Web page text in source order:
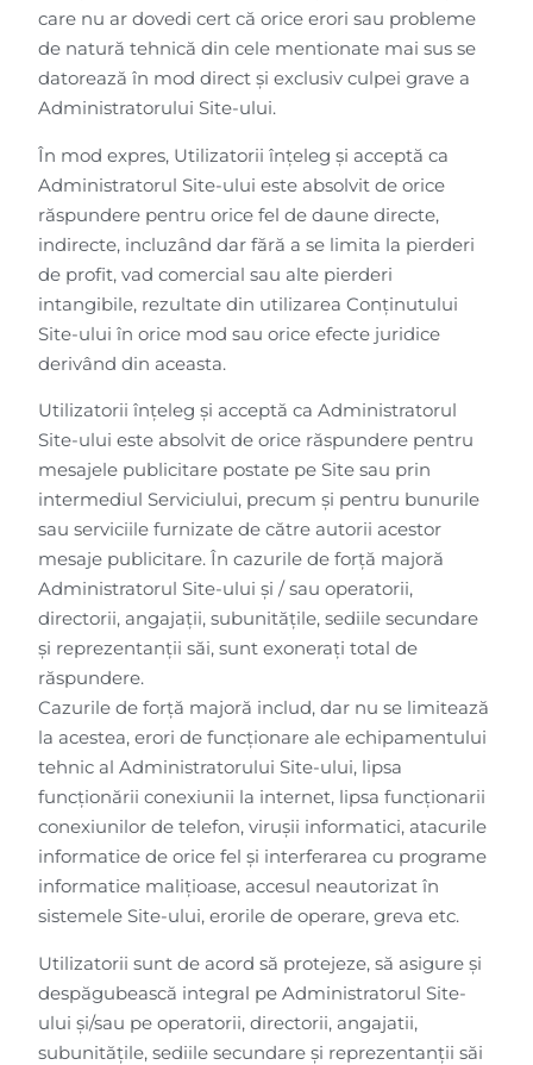
care nu ar dovedi cert că orice erori sau probleme
de natură tehnică din cele mentionate mai sus se
datorează în mod direct și exclusiv culpei grave a
Administratorului Site-ului.
În mod expres, Utilizatorii înțeleg și acceptă ca
Administratorul Site-ului este absolvit de orice
răspundere pentru orice fel de daune directe,
indirecte, incluzând dar fără a se limita la pierderi
de profit, vad comercial sau alte pierderi
intangibile, rezultate din utilizarea Conținutului
Site-ului în orice mod sau orice efecte juridice
derivând din aceasta.
Utilizatorii înțeleg și acceptă ca Administratorul
Site-ului este absolvit de orice răspundere pentru
mesajele publicitare postate pe Site sau prin
intermediul Serviciului, precum și pentru bunurile
sau serviciile furnizate de către autorii acestor
mesaje publicitare. În cazurile de forță majoră
Administratorul Site-ului și / sau operatorii,
directorii, angajații, subunitățile, sediile secundare
și reprezentanții săi, sunt exoneraţi total de
răspundere.
Cazurile de forță majoră includ, dar nu se limitează
la acestea, erori de funcționare ale echipamentului
tehnic al Administratorului Site-ului, lipsa
funcționării conexiunii la internet, lipsa funcționarii
conexiunilor de telefon, virușii informatici, atacurile
informatice de orice fel și interferarea cu programe
informatice malițioase, accesul neautorizat în
sistemele Site-ului, erorile de operare, greva etc.
Utilizatorii sunt de acord să protejeze, să asigure și
despăgubească integral pe Administratorul Site-
ului și/sau pe operatorii, directorii, angajatii,
subunitățile, sediile secundare și reprezentanții săi